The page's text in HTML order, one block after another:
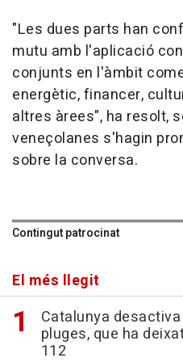
"Les dues parts han
mutu amb l'aplicació
conjunts en l'àmbit
energètic, financer,
altres àrees", ha resolt,
veneçolanes s'hagin
sobre la conversa.
Contingut patrocinat
El més llegit
Catalunya
pluges, que ha
112